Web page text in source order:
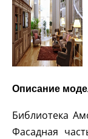
Описание
Библиотека
Фасадная